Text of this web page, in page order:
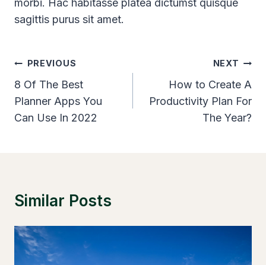
morbi. Hac habitasse platea dictumst quisque
sagittis purus sit amet.
Post
Navigation
PREVIOUS
8 Of The Best
Planner Apps You
Can Use In 2022
NEXT
How to Create A
Productivity Plan For
The Year?
Similar Posts